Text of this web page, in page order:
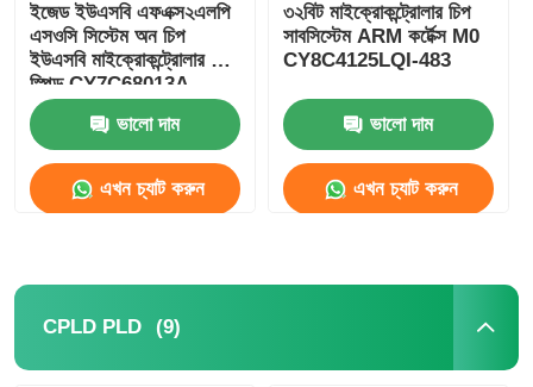
ইজেড ইউএসবি এফএক্স২এলপি
এসওসি সিস্টেম অন চিপ
ইউএসবি মাইক্রোকন্ট্রোলার হাই
স্পিড CY7C68013A-
56LTXC
ভালো দাম
এখন চ্যাট করুন
৩২বিট মাইক্রোকন্ট্রোলার চিপ
সাবসিস্টেম ARM কর্টেক্স M0
CY8C4125LQI-483
ভালো দাম
এখন চ্যাট করুন
CPLD PLD (9)